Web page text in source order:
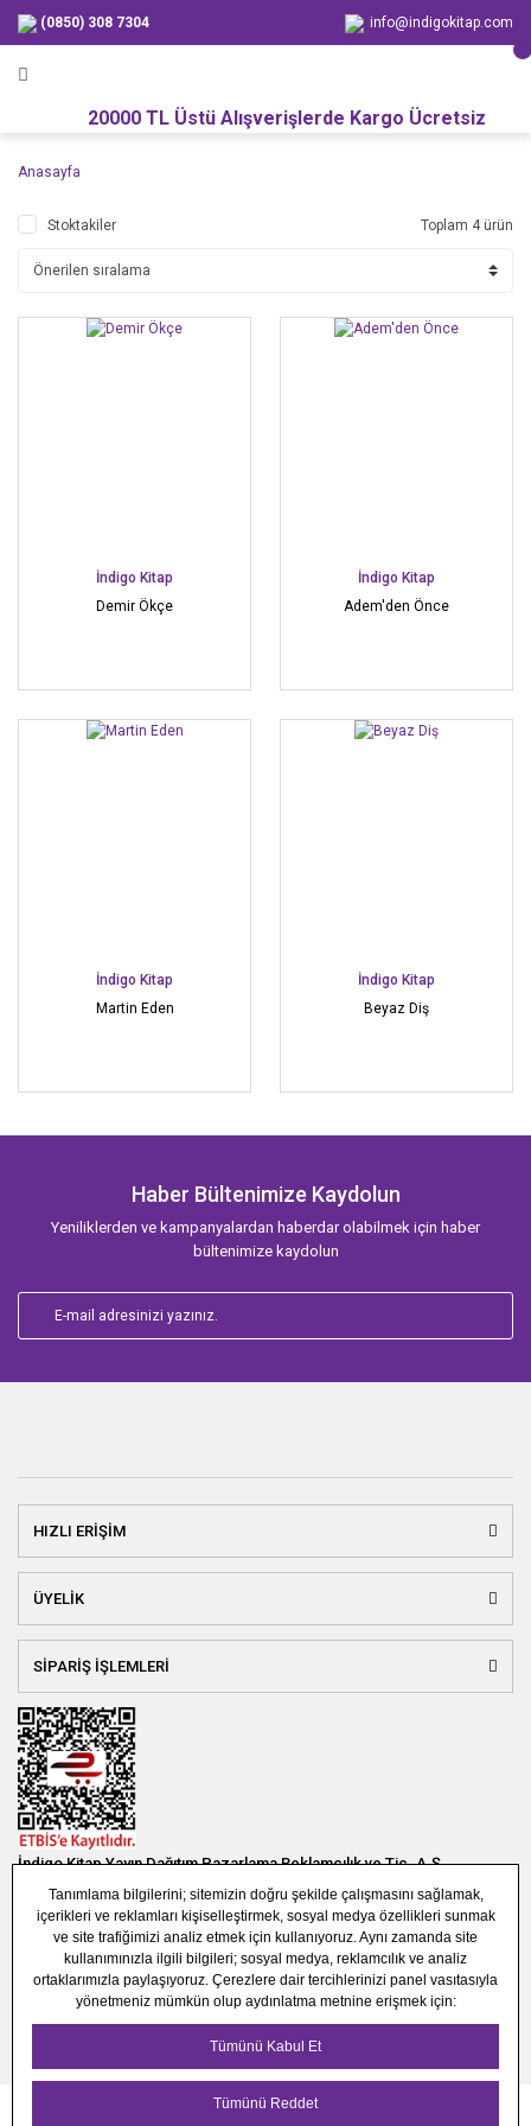
(0850) 308 7304 info@indigokitap.com
20000 TL Üstü Alışverişlerde Kargo Ücretsiz
Anasayfa
Stoktakiler Toplam 4 ürün
İndigo Kitap
Demir Ökçe
İndigo Kitap
Adem'den Önce
İndigo Kitap
Martin Eden
İndigo Kitap
Beyaz Diş
Haber Bültenimize Kaydolun
Yeniliklerden ve kampanyalardan haberdar olabilmek için haber
bültenimize kaydolun
HIZLI ERİŞİM
ÜYELİK
SİPARİŞ İŞLEMLERİ
İndigo Kitap Yayın Dağıtım Pazarlama Reklamcılık ve Tic. A.Ş.
Bağlar Mah. 19. Sok. Bina No:1E 1. Bodrum Kat. Güneşli - Bağcılar /
İSTANBUL
(0850) 308 7304